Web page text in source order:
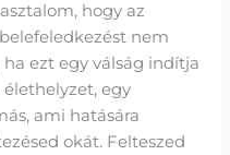
hogy az
nem
ezt egy válság indítja
egy
ami hatására
okát. Felteszed